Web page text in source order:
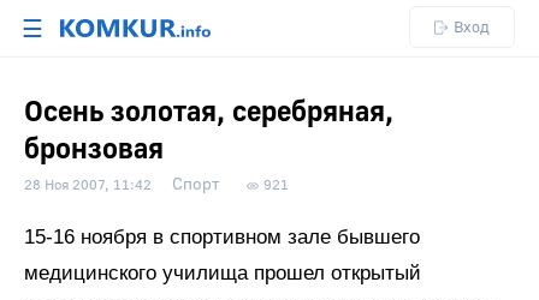
☰ Вход
Осень золотая, серебряная,
бронзовая
28 Ноя 2007, 11:42 Спорт 921
15-16 ноября в спортивном зале бывшего
медицинского училища прошел открытый